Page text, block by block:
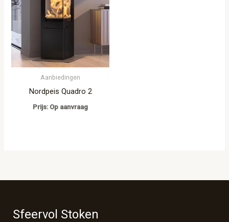
Aanbiedingen
Nordpeis Quadro 2
Prijs: Op aanvraag
Sfeervol Stoken